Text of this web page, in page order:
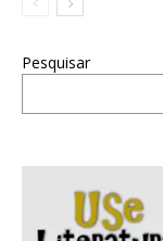
Pesquisar